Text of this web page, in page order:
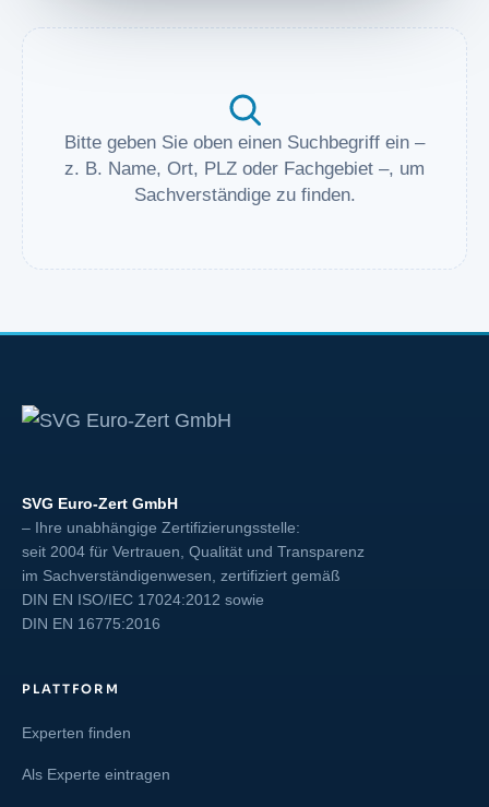
Bitte geben Sie oben einen Suchbegriff ein –
z. B. Name, Ort, PLZ oder Fachgebiet –, um
Sachverständige zu finden.
SVG Euro-Zert GmbH
– Ihre unabhängige Zertifizierungsstelle:
seit 2004 für Vertrauen, Qualität und Transparenz
im Sachverständigenwesen, zertifiziert gemäß
DIN EN ISO/IEC 17024:2012 sowie
DIN EN 16775:2016
PLATTFORM
Experten finden
Als Experte eintragen